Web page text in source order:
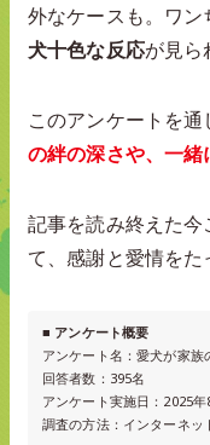
外なケースも。ワ
犬十色な反応が見ら
このアンケートを通
の絆の深さや、一
記事を読み終えた
て、感謝と愛情をた
■ アンケート概要
アンケート名：愛犬が家
回答者数：395名
アンケート実施日：2025
調査の方法：インターネッ